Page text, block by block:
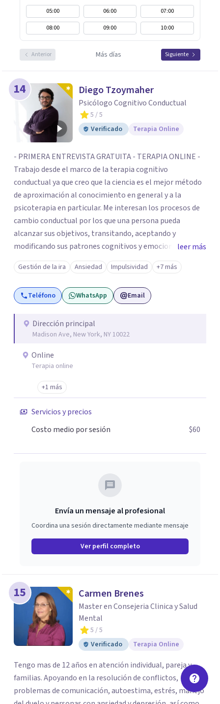
05:00 06:00
07:00
08:00
09:00 10:00
Anterior Más días Siguiente
14 Diego Tzoymaher
Psicólogo Cognitivo Conductual
5 / 5
Verificado
Terapia Online
- PRIMERA ENTREVISTA GRATUITA - TERAPIA ONLINE -
Trabajo desde el marco de la terapia cognitivo
conductual ya que creo que la ciencia es el mejor método
de aproximación al conocimiento en general y a la
psicoterapia en particular. Me interesan los procesos de
cambio conductual por los que una persona pueda
alcanzar sus objetivos, transitando, aceptando y
modificando sus patrones cognitivos y emocionales.
Abordo patologías específicas como trastornos de
ansiedad y del ánimo, y también crisis vitales y procesos
de crecimiento personal.
leer más
Gestión de la ira Ansiedad Impulsividad +7 más
Teléfono WhatsApp Email
Dirección principal
Madison Ave, New York, NY 10022
Online
Terapia online
+1 más
Servicios y precios
Costo medio por sesión
$60
Envía un mensaje al profesional
Coordina una sesión directamente mediante mensaje
Ver perfil completo
15 Carmen Brenes
Master en Consejeria Clinica y Salud
Mental
5 / 5
Verificado
Terapia Online
Tengo mas de 12 años en atención individual, pareja y
familias. Apoyando en la resolución de conflictos,
problemas de comunicación, autoestima, estrés, manejo